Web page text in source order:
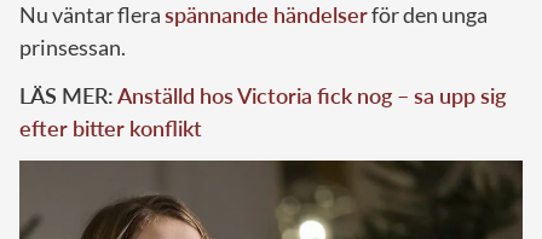
Nu väntar fleraspännande händelserför den unga
prinsessan.
LÄS MER:Anställd hos Victoria fick nog – sa upp sig
efter bitter konflikt